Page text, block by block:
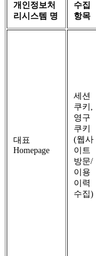
개인정보처
리시스템 명
수집
항목
대표
Homepage
세션
쿠키,
영구
쿠키
(웹사
이트
방문/
이용
이력
수집)